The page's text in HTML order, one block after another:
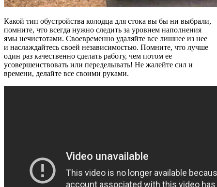
Какой тип обустройства колодца для стока вы бы ни выбрали,
помните, что всегда нужно следить за уровнем наполнения
ямы нечистотами. Своевременно удаляйте все лишнее из нее
и наслаждайтесь своей независимостью. Помните, что лучше
один раз качественно сделать работу, чем потом ее
усовершенствовать или переделывать! Не жалейте сил и
времени, делайте все своими руками.